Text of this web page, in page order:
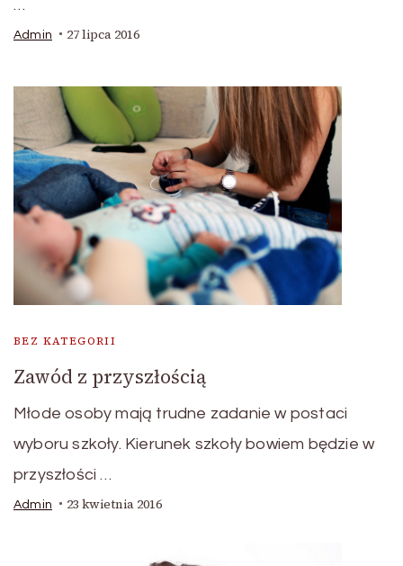
…
Admin 27 lipca 2016
BEZ KATEGORII
Zawód z przyszłością
Młode osoby mają trudne zadanie w postaci
wyboru szkoły. Kierunek szkoły bowiem będzie w
przyszłości …
Admin 23 kwietnia 2016